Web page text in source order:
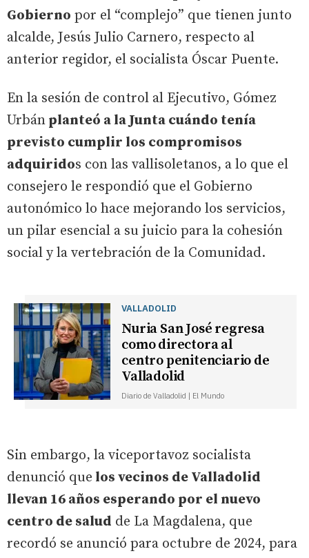
Gobierno por el “complejo” que tienen junto
alcalde, Jesús Julio Carnero, respecto al
anterior regidor, el socialista Óscar Puente.
En la sesión de control al Ejecutivo, Gómez
Urbán planteó a la Junta cuándo tenía
previsto cumplir los compromisos
adquiridos con las vallisoletanos, a lo que el
consejero le respondió que el Gobierno
autonómico lo hace mejorando los servicios,
un pilar esencial a su juicio para la cohesión
social y la vertebración de la Comunidad.
VALLADOLID
Nuria San José regresa
como directora al
centro penitenciario de
Valladolid
Diario de Valladolid | El Mundo
Sin embargo, la viceportavoz socialista
denunció que los vecinos de Valladolid
llevan 16 años esperando por el nuevo
centro de salud de La Magdalena, que
recordó se anunció para octubre de 2024, para